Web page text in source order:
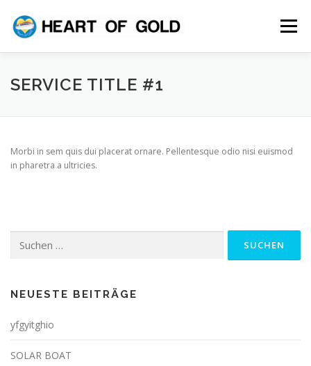
Inhalt
springen
Menü
HOME ABOUT CONTACT
SERVICE TITLE #1
Morbi in sem quis dui placerat ornare. Pellentesque odio nisi euismod
in pharetra a ultricies.
nach:
NEUESTE BEITRÄGE
yfgyitghio
SOLAR BOAT